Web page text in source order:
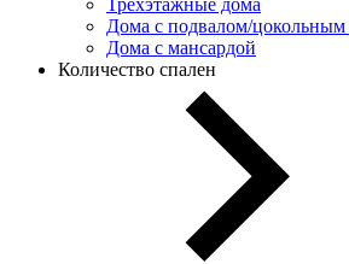
Дома с подвалом/
Дома с мансардой
Количество спален